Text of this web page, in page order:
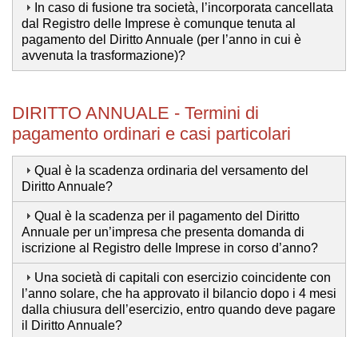
In caso di fusione tra società, l’incorporata cancellata
dal Registro delle Imprese è comunque tenuta al
pagamento del Diritto Annuale (per l’anno in cui è
avvenuta la trasformazione)?
DIRITTO ANNUALE - Termini di
pagamento ordinari e casi particolari
Qual è la scadenza ordinaria del versamento del
Diritto Annuale?
Qual è la scadenza per il pagamento del Diritto
Annuale per un’impresa che presenta domanda di
iscrizione al Registro delle Imprese in corso d’anno?
Una società di capitali con esercizio coincidente con
l’anno solare, che ha approvato il bilancio dopo i 4 mesi
dalla chiusura dell’esercizio, entro quando deve pagare
il Diritto Annuale?